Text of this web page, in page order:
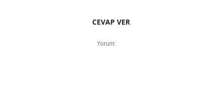
CEVAP VER